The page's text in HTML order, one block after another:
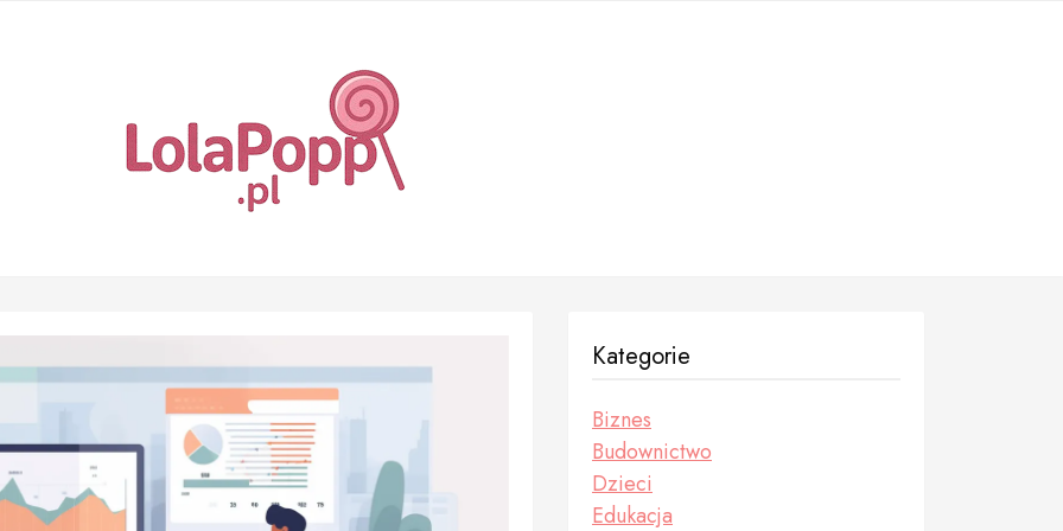
Kategorie
Biznes
Budownictwo
Dzieci
Edukacja